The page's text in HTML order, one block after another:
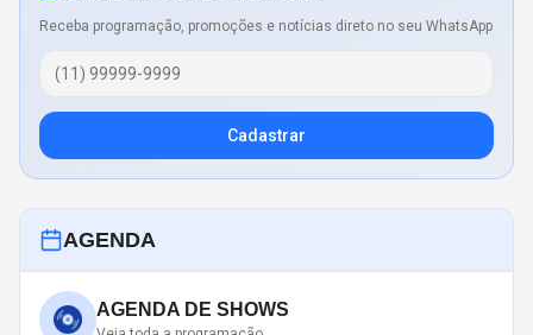
Receba programação, promoções e notícias direto no seu WhatsApp
Cadastrar
AGENDA
AGENDA DE SHOWS